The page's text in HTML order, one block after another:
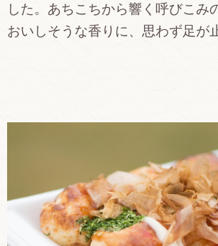
した。あちこちから響く呼びこみ
おいしそうな香りに、思わず足が